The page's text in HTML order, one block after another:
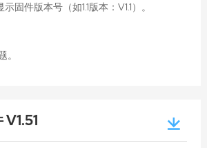
固件版本号（如1.1版本：V1.1）。
。